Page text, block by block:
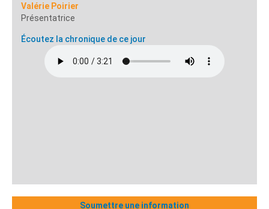
Valérie Poirier
Présentatrice
Écoutez la chronique de ce jour
Soumettre une information